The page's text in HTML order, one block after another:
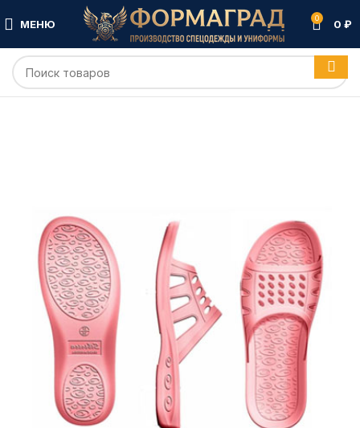
МЕНЮ 0 0 ₽